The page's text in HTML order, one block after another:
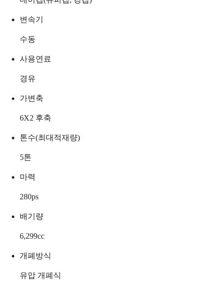
변속기
수동
사용연료
경유
가변축
6X2 후축
톤수(최대적재량)
5톤
마력
280ps
배기량
6,299cc
개폐방식
유압 개폐식